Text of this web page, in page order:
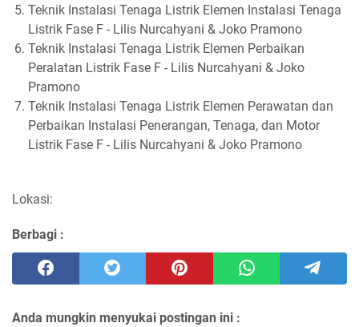
Teknik Instalasi Tenaga Listrik Elemen Instalasi Tenaga
Listrik Fase F - Lilis Nurcahyani & Joko Pramono
Teknik Instalasi Tenaga Listrik Elemen Perbaikan
Peralatan Listrik Fase F - Lilis Nurcahyani & Joko
Pramono
Teknik Instalasi Tenaga Listrik Elemen Perawatan dan
Perbaikan Instalasi Penerangan, Tenaga, dan Motor
Listrik Fase F - Lilis Nurcahyani & Joko Pramono
Lokasi:
Berbagi :
Anda mungkin menyukai postingan ini :